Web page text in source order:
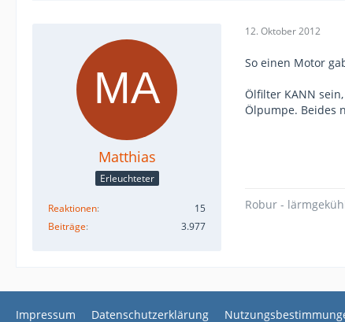
Matthias
Erleuchteter
Reaktionen
15
Beiträge
3.977
12. Oktober 2012
So einen Motor
Ölfilter KANN
Ölpumpe. Beides
Robur -
Impressum Datenschutzerklärung